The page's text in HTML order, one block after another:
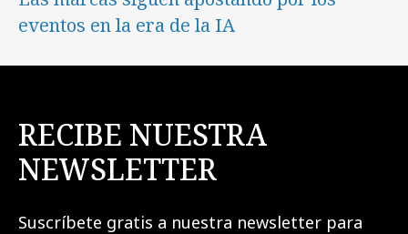
eventos en la era de la IA
RECIBE NUESTRA
NEWSLETTER
Suscríbete gratis a nuestra newsletter para